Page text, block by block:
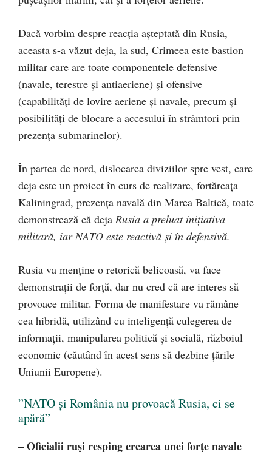
Dacă vorbim despre reacția așteptată din Rusia,
aceasta s-a văzut deja, la sud, Crimeea este bastion
militar care are toate componentele defensive
(navale, terestre și antiaeriene) și ofensive
(capabilități de lovire aeriene și navale, precum și
posibilități de blocare a accesului în strâmtori prin
prezența submarinelor).
În partea de nord, dislocarea diviziilor spre vest, care
deja este un proiect în curs de realizare, fortăreața
Kaliningrad, prezența navală din Marea Baltică, toate
demonstrează că deja Rusia a preluat inițiativa
militară, iar NATO este reactivă și în defensivă.
Rusia va menține o retorică belicoasă, va face
demonstrații de forță, dar nu cred că are interes să
provoace militar. Forma de manifestare va rămâne
cea hibridă, utilizând cu inteligență culegerea de
informații, manipularea politică și socială, războiul
economic (căutând în acest sens să dezbine țările
Uniunii Europene).
”NATO și România nu provoacă Rusia, ci se
apără”
– Oficialii ruși resping crearea unei forțe navale